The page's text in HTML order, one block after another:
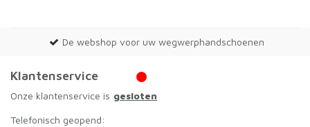
De webshop voor uw wegwerphandschoenen
Klantenservice
Onze klantenservice is gesloten
Telefonisch geopend: